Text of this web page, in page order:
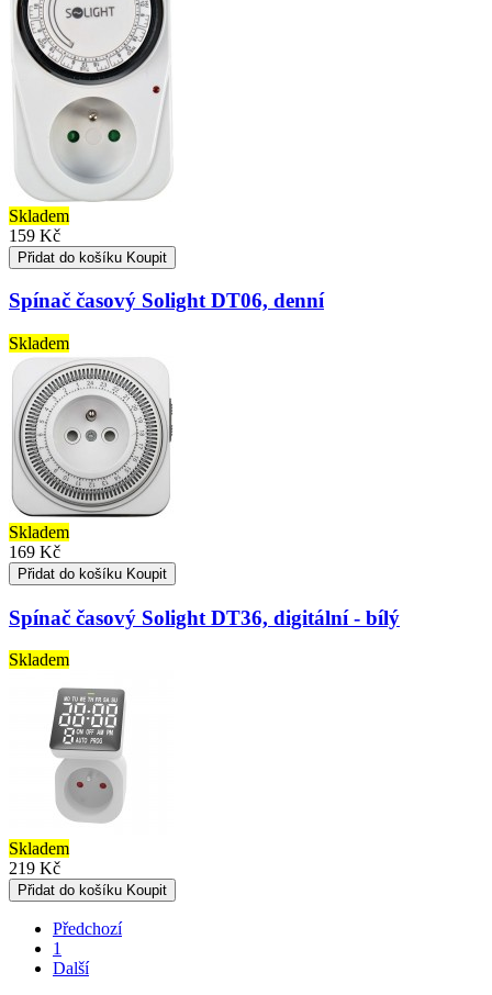
Skladem
159 Kč
Přidat do košíku Koupit
Spínač časový Solight DT06, denní
Skladem
Skladem
169 Kč
Přidat do košíku Koupit
Spínač časový Solight DT36, digitální - bílý
Skladem
Skladem
219 Kč
Přidat do košíku Koupit
Předchozí
1
Další